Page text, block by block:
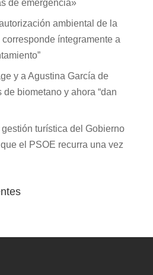
de emergencia»
ambiental de la
íntegramente a
y a Agustina García de
biometano y ahora “dan
turística del Gobierno
el PSOE recurra una vez